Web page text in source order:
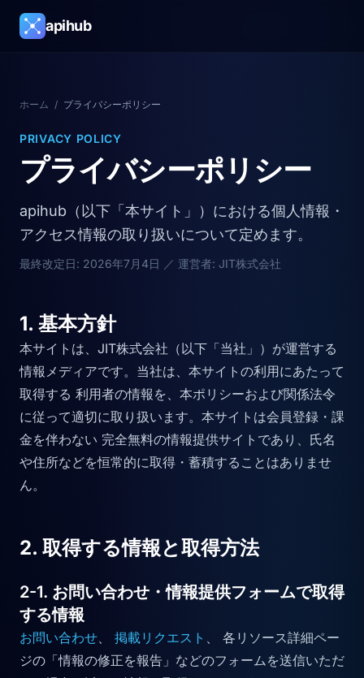
apihub
ホーム / プライバシーポリシー
PRIVACY POLICY
プライバシーポリシー
apihub（以下「本サイト」）における個人情報・
アクセス情報の取り扱いについて定めます。
最終改定日: 2026年7月4日 ／ 運営者: JIT株式会社
1. 基本方針
本サイトは、JIT株式会社（以下「当社」）が運営する
情報メディアです。当社は、本サイトの利用にあたって
取得する 利用者の情報を、本ポリシーおよび関係法令
に従って適切に取り扱います。本サイトは会員登録・課
金を伴わない 完全無料の情報提供サイトであり、氏名
や住所などを恒常的に取得・蓄積することはありませ
ん。
2. 取得する情報と取得方法
2-1. お問い合わせ・情報提供フォームで取得
する情報
お問い合わせ、 掲載リクエスト 、 各リソース詳細ペー
ジの「情報の修正を報告」などのフォームを送信いただ